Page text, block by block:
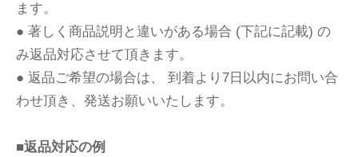
ます。
● 著しく商品説明と違いがある場合 (下記に記載) の
み返品対応させて頂きます。
● 返品ご希望の場合は、 到着より7日以内にお問い合
わせ頂き、発送お願いいたします。
■返品対応の例